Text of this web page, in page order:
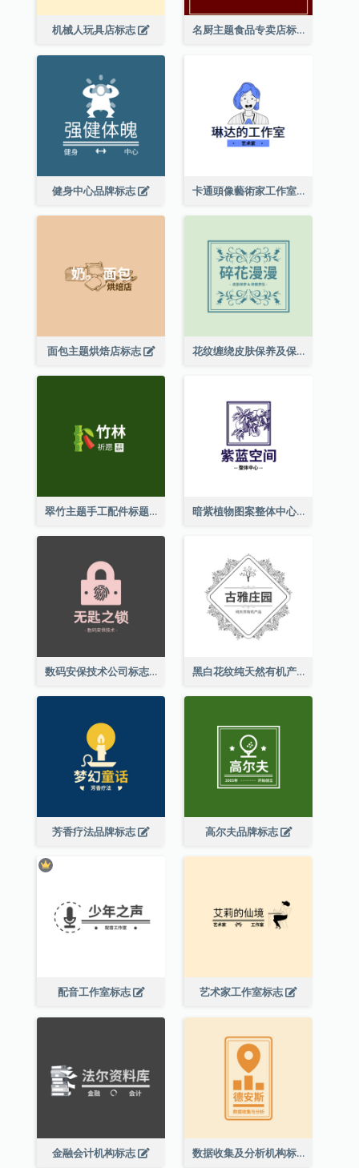
机械人玩具店标志 名厨主题食品专卖店标志
健身中心品牌标志 卡通頭像藝術家工作室標誌
面包主题烘焙店标志 花纹缠绕皮肤保养及保健养生标志设计
翠竹主题手工配件标题 暗紫植物图案整体中心标志
数码安保技术公司标志 黑白花纹纯天然有机产品标志
芳香疗法品牌标志 高尔夫品牌标志
配音工作室标志 艺术家工作室标志
金融会计机构标志 数据收集及分析机构标志